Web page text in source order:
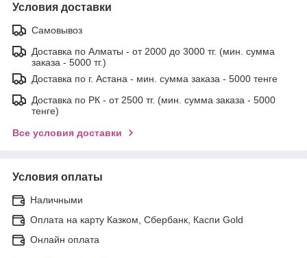
Условия доставки
Самовывоз
Доставка по Алматы - от 2000 до 3000 тг. (мин. сумма
заказа - 5000 тг.)
Доставка по г. Астана - мин. сумма заказа - 5000 тенге
Доставка по РК - от 2500 тг. (мин. сумма заказа - 5000
тенге)
Все условия доставки
Условия оплаты
Наличными
Оплата на карту Казком, Сбербанк, Каспи Gold
Онлайн оплата